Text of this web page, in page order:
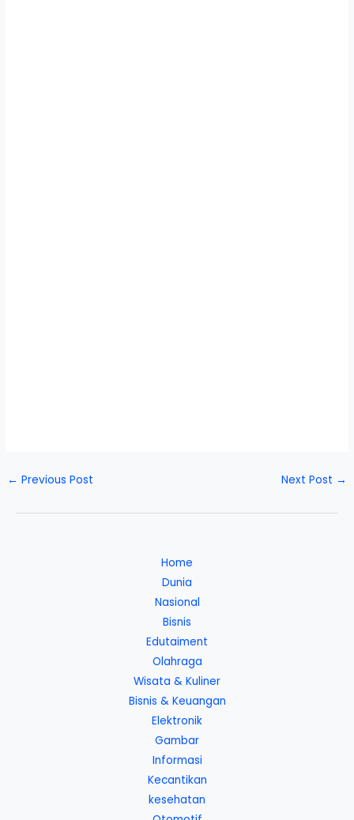
← Previous Post Next Post →
Home
Dunia
Nasional
Bisnis
Edutaiment
Olahraga
Wisata & Kuliner
Bisnis & Keuangan
Elektronik
Gambar
Informasi
Kecantikan
kesehatan